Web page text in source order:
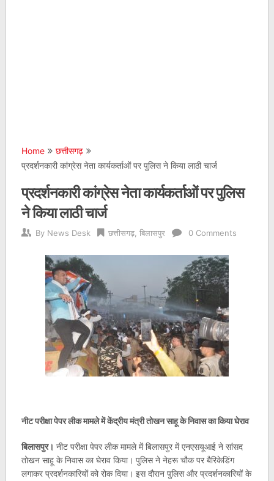
Home
छत्तीसगढ़
प्रदर्शनकारी कांग्रेस नेता कार्यकर्ताओं पर पुलिस ने किया लाठी चार्ज
प्रदर्शनकारी कांग्रेस नेता कार्यकर्ताओं पर पुलिस
ने किया लाठी चार्ज
By News Desk छत्तीसगढ़, बिलासपुर 0 Comments
नीट परीक्षा पेपर लीक मामले में केंद्रीय मंत्री तोखन साहू के निवास का किया घेराव
बिलासपुर। नीट परीक्षा पेपर लीक मामले में बिलासपुर में एनएसयूआई ने सांसद
तोखन साहू के निवास का घेराव किया। पुलिस ने नेहरू चौक पर बैरिकेडिंग
लगाकर प्रदर्शनकारियों को रोक दिया। इस दौरान पुलिस और प्रदर्शनकारियों के